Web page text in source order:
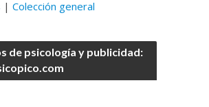
|Colección general
de psicología y publicidad: